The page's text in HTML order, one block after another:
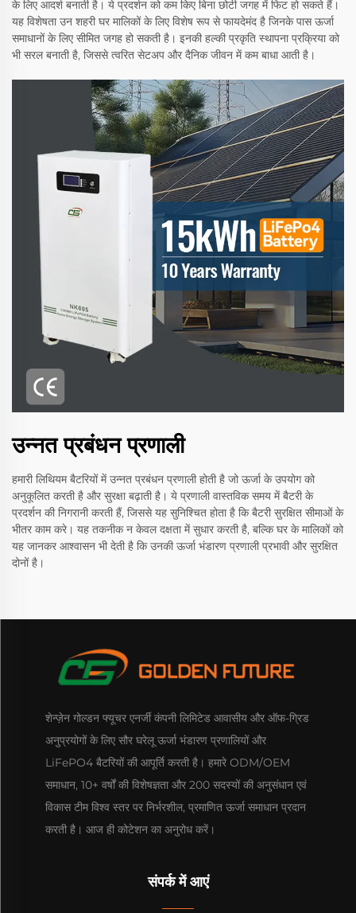
के लिए आदर्श बनाती है। ये प्रदर्शन को कम किए बिना छोटी जगह में फिट हो सकते हैं।
यह विशेषता उन शहरी घर मालिकों के लिए विशेष रूप से फायदेमंद है जिनके पास ऊर्जा
समाधानों के लिए सीमित जगह हो सकती है। इनकी हल्की प्रकृति स्थापना प्रक्रिया को
भी सरल बनाती है, जिससे त्वरित सेटअप और दैनिक जीवन में कम बाधा आती है।
उन्नत प्रबंधन प्रणाली
हमारी लिथियम बैटरियों में उन्नत प्रबंधन प्रणाली होती है जो ऊर्जा के उपयोग को
अनुकूलित करती है और सुरक्षा बढ़ाती है। ये प्रणाली वास्तविक समय में बैटरी के
प्रदर्शन की निगरानी करती हैं, जिससे यह सुनिश्चित होता है कि बैटरी सुरक्षित सीमाओं के
भीतर काम करे। यह तकनीक न केवल दक्षता में सुधार करती है, बल्कि घर के मालिकों को
यह जानकर आश्वासन भी देती है कि उनकी ऊर्जा भंडारण प्रणाली प्रभावी और सुरक्षित
दोनों है।
शेन्ज़ेन गोल्डन फ्यूचर एनर्जी कंपनी लिमिटेड आवासीय और ऑफ-ग्रिड
अनुप्रयोगों के लिए सौर घरेलू ऊर्जा भंडारण प्रणालियों और
LiFePO4 बैटरियों की आपूर्ति करती है। हमारे ODM/OEM
समाधान, 10+ वर्षों की विशेषज्ञता और 200 सदस्यों की अनुसंधान एवं
विकास टीम विश्व स्तर पर निर्भरशील, प्रमाणित ऊर्जा समाधान प्रदान
करती है। आज ही कोटेशन का अनुरोध करें।
संपर्क में आएं